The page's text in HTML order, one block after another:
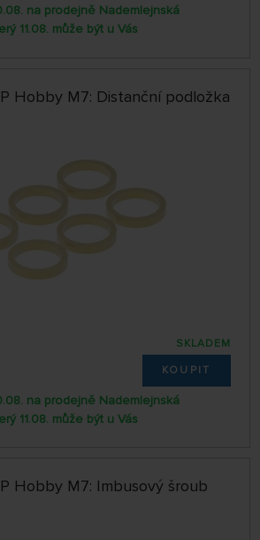
na prodejně Nademlejnská
11.08. může být u Vás
Hobby M7: Distanční podložka
SKLADEM
KOUPIT
na prodejně Nademlejnská
11.08. může být u Vás
Hobby M7: Imbusový šroub